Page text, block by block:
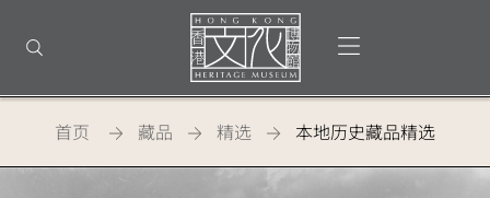
部
打开搜索
首
页
打开选单
首页 藏品 精选 本地历史藏品精选